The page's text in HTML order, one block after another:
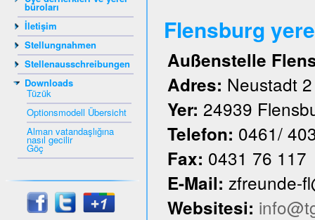
büroları
İletişim
Stellungnahmen
Stellenausschreibungen
Downloads
Tüzük
Optionsmodell Übersicht
Alman vatandaşlığına
nasıl gecilir
Göç
Flensburg
Außenstelle
Adres: Neustadt 2
Yer: 24939
Telefon: 0461/
Fax: 0431 76 117
E-Mail: zfreunde-
Websitesi: